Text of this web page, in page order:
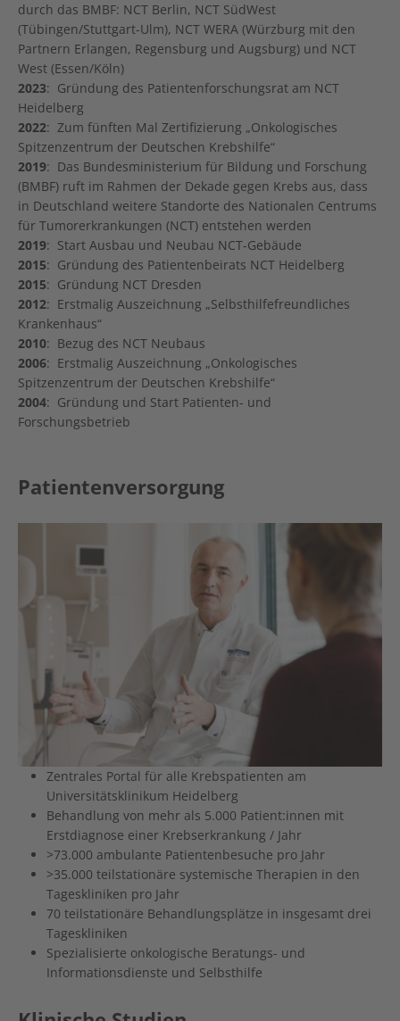
durch das BMBF: NCT Berlin, NCT SüdWest
(Tübingen/Stuttgart-Ulm), NCT WERA (Würzburg mit den
Partnern Erlangen, Regensburg und Augsburg) und NCT
West (Essen/Köln)
2023: Gründung des Patientenforschungsrat am NCT
Heidelberg
2022: Zum fünften Mal Zertifizierung „Onkologisches
Spitzenzentrum der Deutschen Krebshilfe“
2019: Das Bundesministerium für Bildung und Forschung
(BMBF) ruft im Rahmen der Dekade gegen Krebs aus, dass
in Deutschland weitere Standorte des Nationalen Centrums
für Tumorerkrankungen (NCT) entstehen werden
2019: Start Ausbau und Neubau NCT-Gebäude
2015: Gründung des Patientenbeirats NCT Heidelberg
2015: Gründung NCT Dresden
2012: Erstmalig Auszeichnung „Selbsthilfefreundliches
Krankenhaus“
2010: Bezug des NCT Neubaus
2006: Erstmalig Auszeichnung „Onkologisches
Spitzenzentrum der Deutschen Krebshilfe“
2004: Gründung und Start Patienten- und
Forschungsbetrieb
Patientenversorgung
Zentrales Portal für alle Krebspatienten am
Universitätsklinikum Heidelberg
Behandlung von mehr als 5.000 Patient:innen mit
Erstdiagnose einer Krebserkrankung / Jahr
>73.000 ambulante Patientenbesuche pro Jahr
>35.000 teilstationäre systemische Therapien in den
Tageskliniken pro Jahr
70 teilstationäre Behandlungsplätze in insgesamt drei
Tageskliniken
Spezialisierte onkologische Beratungs- und
Informationsdienste und Selbsthilfe